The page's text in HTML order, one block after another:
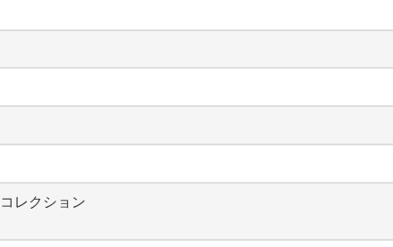
レクション